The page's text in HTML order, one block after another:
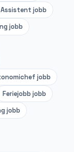
jobb
jobb
jobb
Feriejobb jobb
jobb